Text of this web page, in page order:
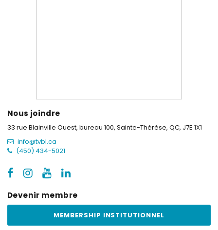
Nous joindre
33 rue Blainville Ouest, bureau 100, Sainte-Thérèse, QC, J7E 1X1
info@tvbl.ca
(450) 434-5021
Devenir membre
MEMBERSHIP INSTITUTIONNEL